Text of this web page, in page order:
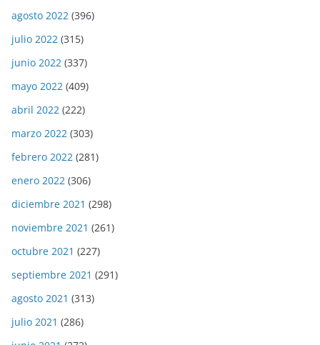
agosto 2022 (396)
julio 2022 (315)
junio 2022 (337)
mayo 2022 (409)
abril 2022 (222)
marzo 2022 (303)
febrero 2022 (281)
enero 2022 (306)
diciembre 2021 (298)
noviembre 2021 (261)
octubre 2021 (227)
septiembre 2021 (291)
agosto 2021 (313)
julio 2021 (286)